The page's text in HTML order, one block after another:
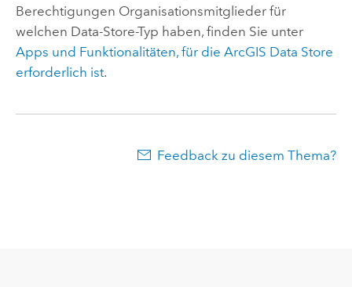
Berechtigungen Organisationsmitglieder für
welchen Data-Store-Typ haben, finden Sie unter
Apps und Funktionalitäten, für die ArcGIS Data Store
erforderlich ist.
Feedback zu diesem Thema?